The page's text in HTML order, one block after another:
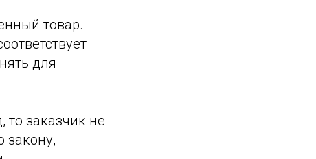
товар.
для
то заказчик не
закону,